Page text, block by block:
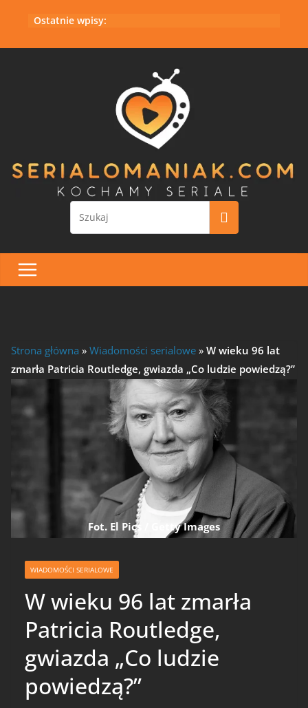
Ostatnie wpisy:
Strona główna » Wiadomości serialowe » W wieku 96 lat
zmarła Patricia Routledge, gwiazda „Co ludzie powiedzą?”
Fot. El Pics / Getty Images
WIADOMOŚCI SERIALOWE
W wieku 96 lat zmarła
Patricia Routledge,
gwiazda „Co ludzie
powiedzą?”